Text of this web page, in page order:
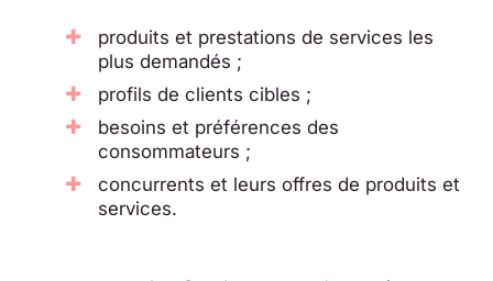
produits et prestations de services les
plus demandés ;
profils de clients cibles ;
besoins et préférences des
consommateurs ;
concurrents et leurs offres de produits et
services.